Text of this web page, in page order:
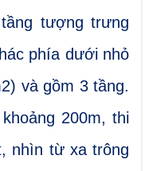
tượng trưng
phía dưới nhỏ
và gồm 3 tầng.
200m, thi
nhìn từ xa trông